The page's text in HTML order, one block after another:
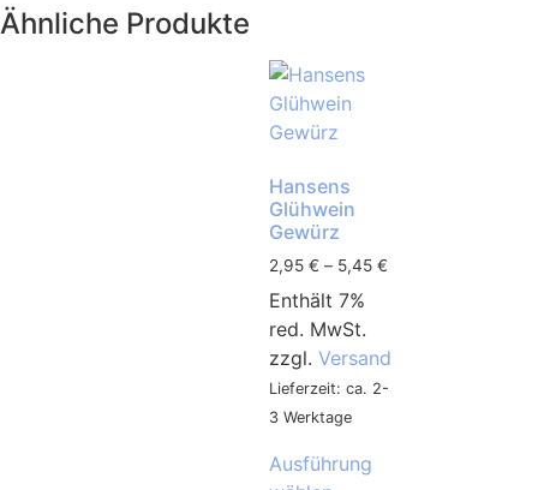
Ähnliche Produkte
Hansens
Glühwein
Gewürz
2,95 € – 5,45 €
Enthält 7%
red. MwSt.
zzgl. Versand
Lieferzeit: ca. 2-
3 Werktage
Ausführung